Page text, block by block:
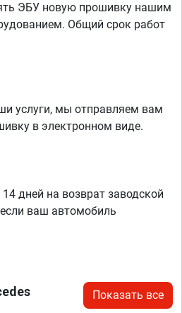
ЭБУ новую прошивку нашим
Общий срок работ
услуги, мы отправляем вам
в электронном виде.
дней на возврат заводской
ваш автомобиль
Показать все